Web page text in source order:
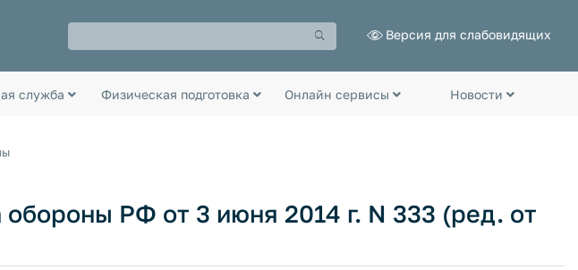
Версия для слабовидящих
служба Физическая подготовка Онлайн сервисы Новости
РФ от 3 июня 2014 г. N 333 (ред. от